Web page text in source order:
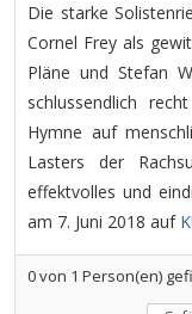
Die starke
Cornel Frey als
Pläne und Stefan
schlussendlich
Hymne auf
Lasters der
effektvolles und
am 7. Juni 2018 auf
0von 1 Person(en)